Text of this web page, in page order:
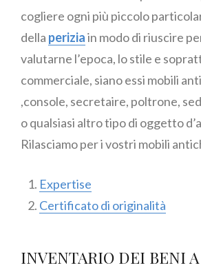
cogliere ogni più piccolo
della periziain modo di riuscire
valutarne l’epoca, lo stile e
commerciale, siano essi mobili
,console, secretaire, poltrone,
o qualsiasi altro tipo di oggetto
Rilasciamo per i vostri mobili
Expertise
Certificato di originalità
INVENTARIO DEI BENI